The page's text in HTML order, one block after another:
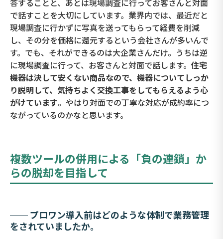
答することと、あとは現場調査に行ってお客さんと対面
で話すことを大切にしています。業界内では、最近だと
現場調査に行かずに写真を送ってもらって経費を削減
し、その分を価格に還元するという会社さんが多いんで
す。でも、それができるのは大企業さんだけ。うちは逆
に現場調査に行って、お客さんと対面で話します。 住宅
機器は決して安くない商品なので、機器についてしっか
り説明して、気持ちよく交換工事をしてもらえるよう心
がけています。やはり対面での丁寧な対応が成約率につ
ながっているのかなと思います。
複数ツールの併用による「負の連鎖」か
らの脱却を目指して
── プロワン導入前はどのような体制で業務管理
をされていましたか。